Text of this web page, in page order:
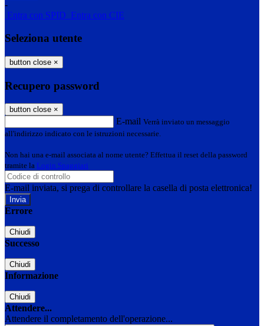
-
Entra con SPID Entra con CIE
Seleziona utente
button close ×
Recupero password
button close ×
E-mail Verrà inviato un messaggio
all'indirizzo indicato con le istruzioni necessarie.
Non hai una e-mail associata al nome utente? Effettua il reset della password
tramite la Login Spaggiari
E-mail inviata, si prega di controllare la casella di posta elettronica!
Errore
Chiudi
Successo
Chiudi
Informazione
Chiudi
Attendere...
Attendere il completamento dell'operazione...